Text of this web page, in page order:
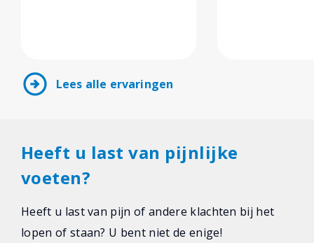
arrow_circle_right Lees alle ervaringen
Heeft u last van pijnlijke
voeten?
Heeft u last van pijn of andere klachten bij het
lopen of staan? U bent niet de enige!